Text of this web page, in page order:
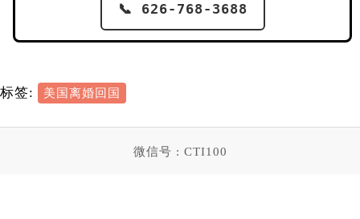
📞 626-768-3688
标签: 美国离婚回国
微信号 : CTI100